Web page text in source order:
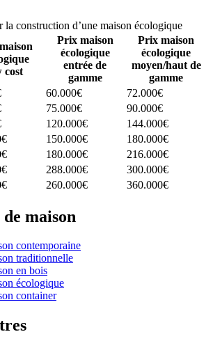
la construction d’une maison écologique
cost
Prix maison
écologique
entrée de
gamme
Prix maison
écologique
moyen/haut de
gamme
60.000€
72.000€
75.000€
90.000€
120.000€
144.000€
150.000€
180.000€
180.000€
216.000€
288.000€
300.000€
260.000€ 360.000€
maison
contemporaine
traditionnelle
en bois
écologique
container